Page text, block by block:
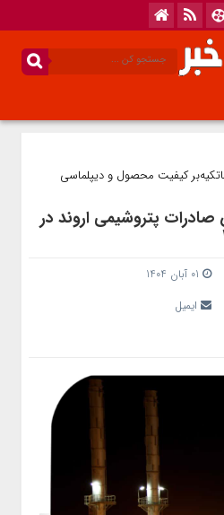
کیفیت محصول و دیپلماسی
صادرات پتروشیمی اروند در
ایمیل